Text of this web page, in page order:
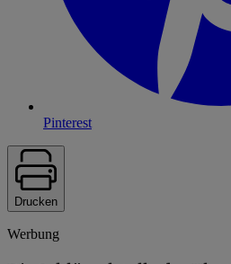
Pinterest
Drucken
Werbung